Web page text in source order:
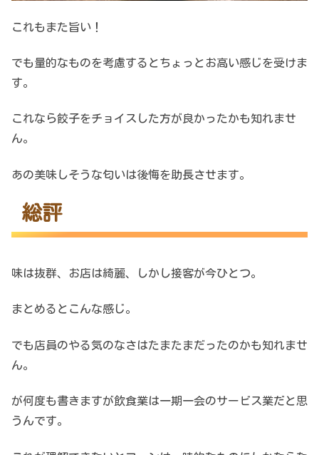
これもまた旨い！
でも量的なものを考慮するとちょっとお高い感じを受けま
す。
これなら餃子をチョイスした方が良かったかも知れませ
ん。
あの美味しそうな匂いは後悔を助長させます。
総評
味は抜群、お店は綺麗、しかし接客が今ひとつ。
まとめるとこんな感じ。
でも店員のやる気のなさはたまたまだったのかも知れませ
ん。
が何度も書きますが飲食業は一期一会のサービス業だと思
うんです。